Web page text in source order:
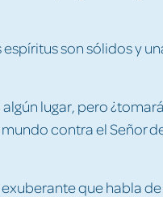
son sólidos y
lugar, pero
contra el Señor
que habla